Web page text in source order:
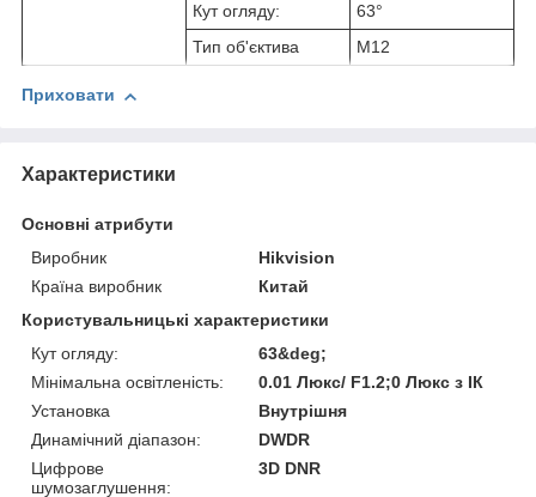
Кут огляду:
63°
Тип об'єктива
M12
Приховати
Характеристики
Основні атрибути
Виробник
Hikvision
Країна виробник
Китай
Користувальницькі характеристики
Кут огляду:
63&deg;
Мінімальна освітленість:
0.01 Люкс/ F1.2;0 Люкс з ІК
Установка
Внутрішня
Динамічний діапазон:
DWDR
Цифрове
шумозаглушення:
3D DNR